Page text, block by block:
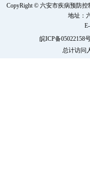
CopyRight © 六安市疾病预防
地址：
皖ICP备05022158
总计访问